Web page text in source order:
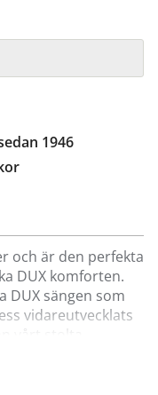
1946
och är den perfekta
DUX komforten.
DUX sängen som
vidareutvecklats
vårt stolta
DUX